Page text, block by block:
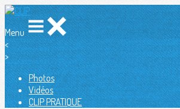
Menu
<
>
Photos
Vidéos
CLIP PRATIQUE